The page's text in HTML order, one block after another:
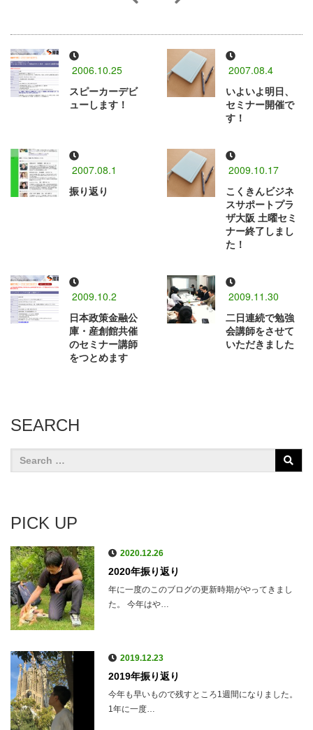
2006.10.25
スピーカーデビ
ューします！
2007.08.4
いよいよ明日、
セミナー開催で
す！
2007.08.1
振り返り
2009.10.17
こくきんビジネ
スサポートプラ
ザ大阪 土曜セミ
ナー終了しまし
た！
2009.10.2
日本政策金融公
庫・産創館共催
のセミナー講師
をつとめます
2009.11.30
二日連続で勉強
会講師をさせて
いただきました
SEARCH
PICK UP
2020.12.26
2020年振り返り
年に一度のこのブログの更新時期がやってきまし
た。 今年はや…
2019.12.23
2019年振り返り
今年も早いもので残すところ1週間になりました。
1年に一度…